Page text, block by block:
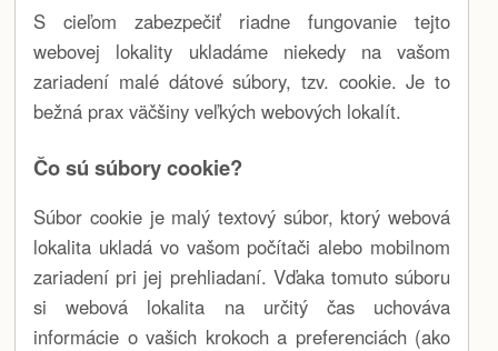
S cieľom zabezpečiť riadne fungovanie tejto
webovej lokality ukladáme niekedy na vašom
zariadení malé dátové súbory, tzv. cookie. Je to
bežná prax väčšiny veľkých webových lokalít.
Čo sú súbory cookie?
Súbor cookie je malý textový súbor, ktorý webová
lokalita ukladá vo vašom počítači alebo mobilnom
zariadení pri jej prehliadaní. Vďaka tomuto súboru
si webová lokalita na určitý čas uchováva
informácie o vašich krokoch a preferenciách (ako